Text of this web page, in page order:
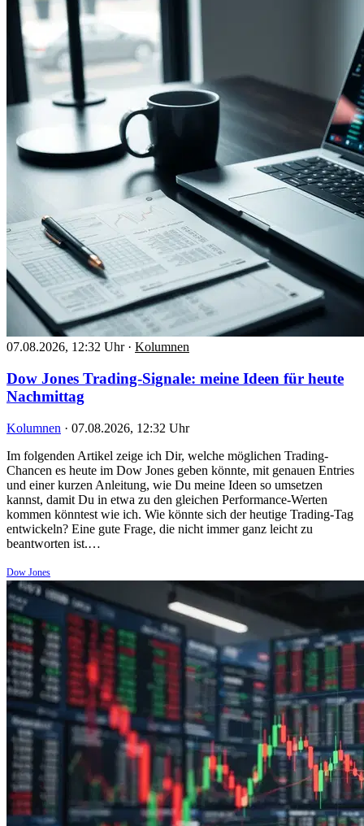
07.08.2026, 12:32 Uhr · Kolumnen
Dow Jones Trading-Signale: meine Ideen für heute
Nachmittag
Kolumnen · 07.08.2026, 12:32 Uhr
Im folgenden Artikel zeige ich Dir, welche möglichen Trading-
Chancen es heute im Dow Jones geben könnte, mit genauen Entries
und einer kurzen Anleitung, wie Du meine Ideen so umsetzen
kannst, damit Du in etwa zu den gleichen Performance-Werten
kommen könntest wie ich. Wie könnte sich der heutige Trading-Tag
entwickeln? Eine gute Frage, die nicht immer ganz leicht zu
beantworten ist.…
Dow Jones